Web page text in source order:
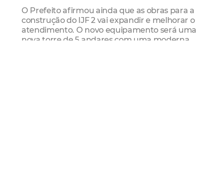
O Prefeito afirmou ainda que as obras para a
construção do IJF 2 vai expandir e melhorar o
atendimento. O novo equipamento será uma
nova torre de 5 andares com uma moderna